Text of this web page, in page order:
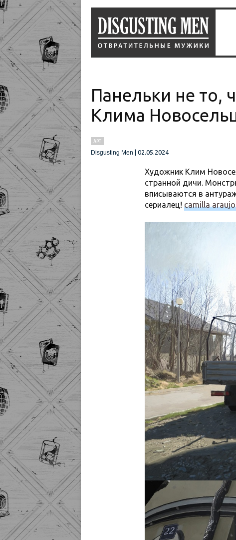
Панельки не то,
Клима
АРТ
Disgusting Men
02.05.2024
Художник Клим
странной дичи.
вписываются в
сериалец! camilla